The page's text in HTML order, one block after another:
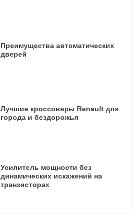
Преимущества автоматических
дверей
Лучшие кроссоверы Renault для
города и бездорожья
Усилитель мощности без
динамических искажений на
транзисторах